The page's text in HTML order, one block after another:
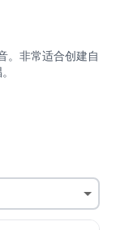
。非常适合创建自